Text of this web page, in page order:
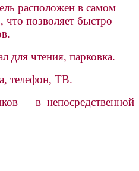
расположен в самом
что позволяет быстро
для чтения, парковка.
телефон, ТВ.
– в непосредственной